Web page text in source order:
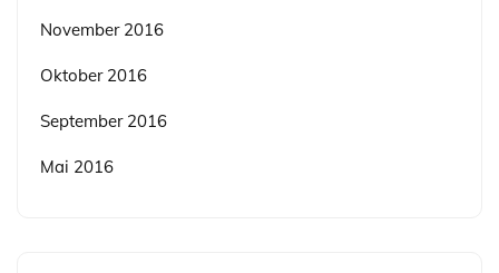
November 2016
Oktober 2016
September 2016
Mai 2016